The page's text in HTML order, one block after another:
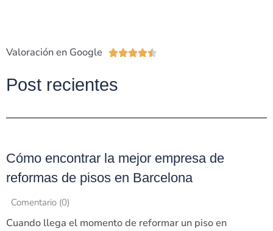
Valoración en Google 
Post recientes
Cómo encontrar la mejor empresa de
reformas de pisos en Barcelona
Comentario (0)
Cuando llega el momento de reformar un piso en